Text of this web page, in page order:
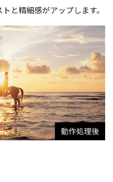
と精細感がアップします。